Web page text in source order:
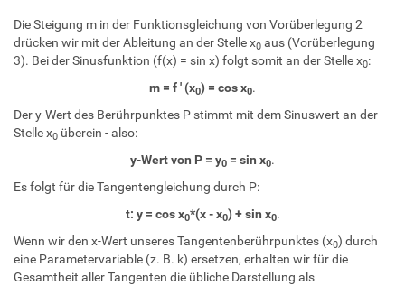
Die Steigung m in der Funktionsgleichung von Vorüberlegung 2
drücken wir mit der Ableitung an der Stelle x0 aus (Vorüberlegung
3). Bei der Sinusfunktion (f(x) = sin x) folgt somit an der Stelle x0:
m = f ' (x0) = cos x0.
Der y-Wert des Berührpunktes P stimmt mit dem Sinuswert an der
Stelle x0 überein - also:
y-Wert von P = y0 = sin x0.
Es folgt für die Tangentengleichung durch P:
t: y = cos x0*(x - x0) + sin x0.
Wenn wir den x-Wert unseres Tangentenberührpunktes (x0) durch
eine Parametervariable (z. B. k) ersetzen, erhalten wir für die
Gesamtheit aller Tangenten die übliche Darstellung als